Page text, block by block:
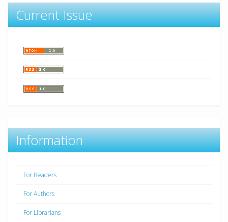
Current Issue
Information
For Readers
For Authors
For Librarians